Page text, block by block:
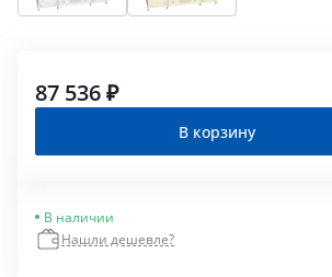
87 536 ₽
В корзину
В наличии
Нашли дешевле?